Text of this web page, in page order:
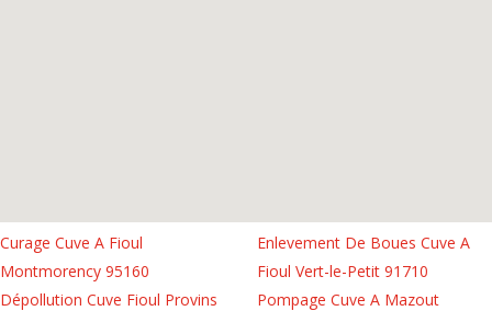
Curage Cuve A Fioul
Montmorency 95160
Dépollution Cuve Fioul Provins
Enlevement De Boues Cuve A
Fioul Vert-le-Petit 91710
Pompage Cuve A Mazout